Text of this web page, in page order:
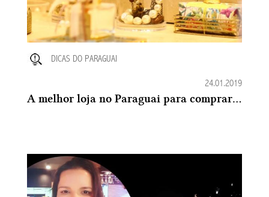
DICAS DO PARAGUAI
24.01.2019
A melhor loja no Paraguai para comprar Organizadores de Acrílico